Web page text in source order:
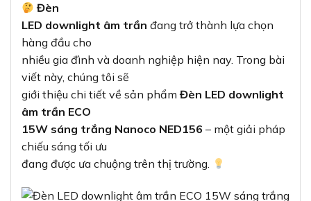
Đèn
LED downlight âm trần đang trở thành lựa chọn
hàng đầu cho
nhiều gia đình và doanh nghiệp hiện nay. Trong bài
viết này, chúng tôi sẽ
giới thiệu chi tiết về sản phẩm Đèn LED downlight
âm trần ECO
15W sáng trắng Nanoco NED156 – một giải pháp
chiếu sáng tối ưu
đang được ưa chuộng trên thị trường.